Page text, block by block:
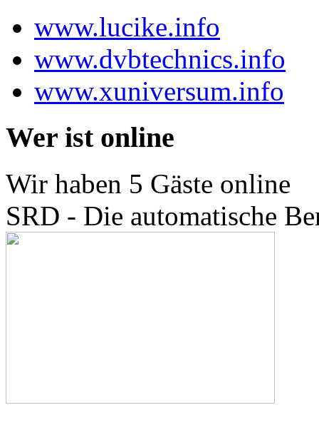
www.lucike.info
www.dvbtechnics.info
www.xuniversum.info
Wer ist online
Wir haben 5 Gäste online
SRD - Die automatische